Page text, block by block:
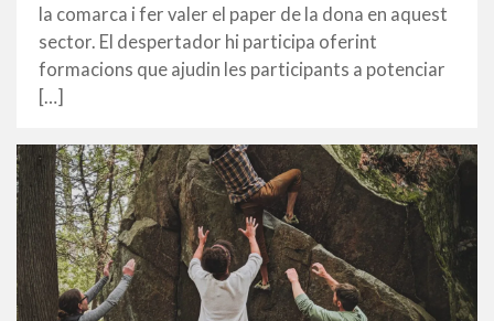
la comarca i fer valer el paper de la dona en aquest
sector. El despertador hi participa oferint
formacions que ajudin les participants a potenciar
[…]